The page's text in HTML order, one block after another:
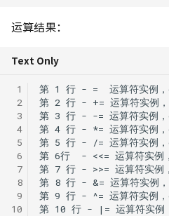
运算结果：
Text Only
1
2
3
4
5
6
7
8
9
10